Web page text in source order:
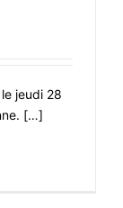
jeudi 28
[…]